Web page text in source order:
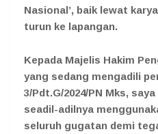
Nasional’, baik lewat
turun ke lapangan.
Kepada Majelis Hakim
yang sedang mengadili
3/Pdt.G/2024/PN Mks,
seadil-adilnya
seluruh gugatan demi